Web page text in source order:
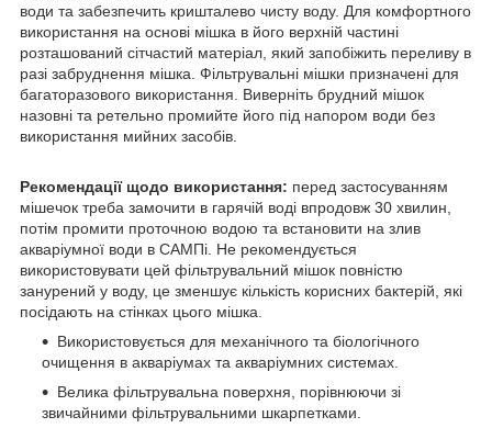
води та забезпечить кришталево чисту воду. Для комфортного
використання на основі мішка в його верхній частині
розташований сітчастий матеріал, який запобіжить переливу в
разі забруднення мішка. Фільтрувальні мішки призначені для
багаторазового використання. Виверніть брудний мішок
назовні та ретельно промийте його під напором води без
використання мийних засобів.
Рекомендації щодо використання: перед застосуванням
мішечок треба замочити в гарячій воді впродовж 30 хвилин,
потім промити проточною водою та встановити на злив
акваріумної води в САМПі. Не рекомендується
використовувати цей фільтрувальний мішок повністю
занурений у воду, це зменшує кількість корисних бактерій, які
посідають на стінках цього мішка.
Використовується для механічного та біологічного
очищення в акваріумах та акваріумних системах.
Велика фільтрувальна поверхня, порівнюючи зі
звичайними фільтрувальними шкарпетками.